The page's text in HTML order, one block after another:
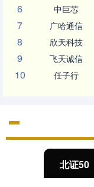
6 中巨芯
7 广哈通信
8 欣天科技
9 飞天诚信
10 任子行
北证50